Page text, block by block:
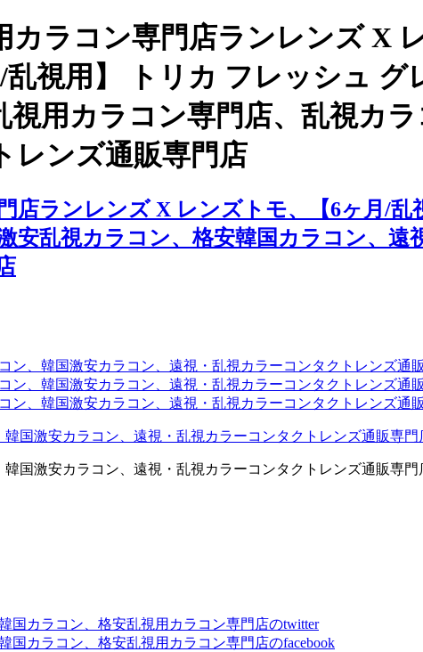
ラコン専門店ランレンズ X
視用】 トリカ フレッシュ グ
用カラコン専門店、乱視カ
レンズ通販専門店
ランレンズ X レンズトモ、【6ヶ月/乱
乱視カラコン、格安韓国カラコン、遠
、韓国激安カラコン、遠視・乱視カラーコンタクトレンズ通
、韓国激安カラコン、遠視・乱視カラーコンタクトレンズ通
、韓国激安カラコン、遠視・乱視カラーコンタクトレンズ通
国激安カラコン、遠視・乱視カラーコンタクトレンズ通販専門
国激安カラコン、遠視・乱視カラーコンタクトレンズ通販専門
国カラコン、格安乱視用カラコン専門店のtwitter
カラコン、格安乱視用カラコン専門店のfacebook